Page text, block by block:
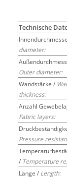
Technische
diameter:
Outer diameter:
Wandstärke /
thickness:
Anzahl
Fabric layers:
Pressure
/ Temperature
Länge / Length: